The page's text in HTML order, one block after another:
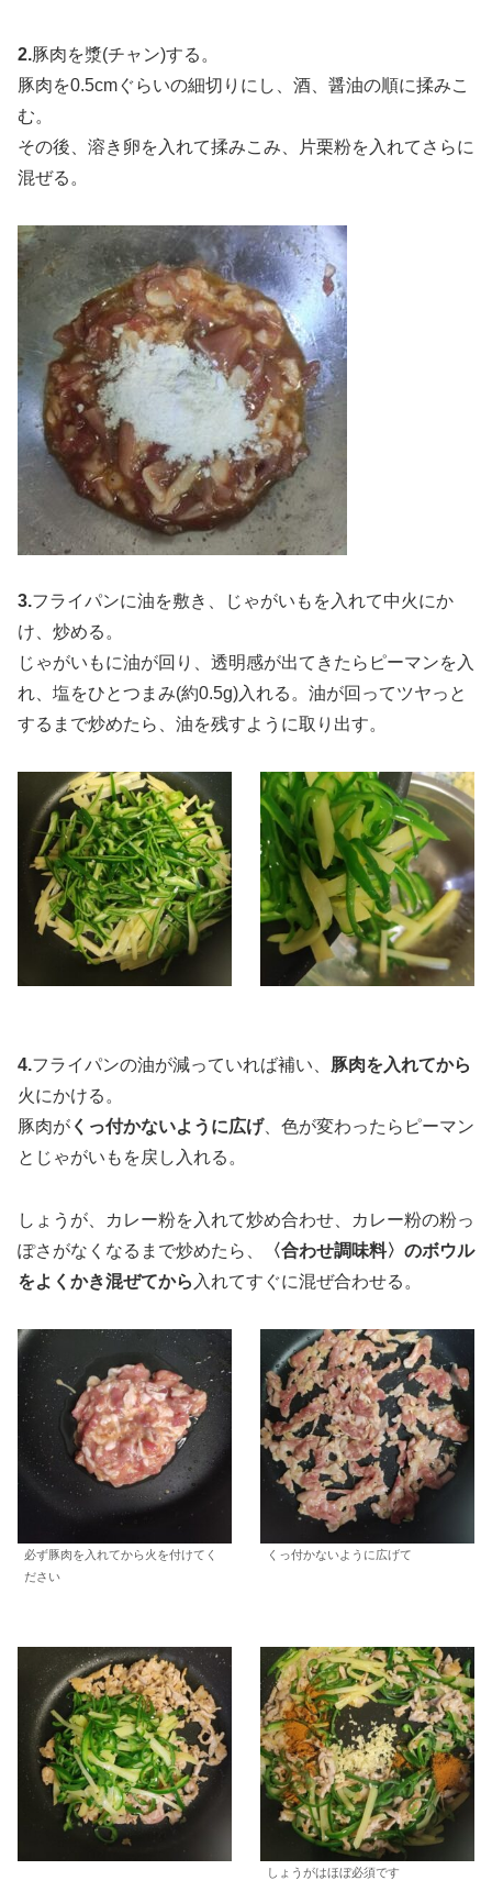
2.豚肉を漿(チャン)する。
豚肉を0.5cmぐらいの細切りにし、酒、醤油の順に揉みこ
む。
その後、溶き卵を入れて揉みこみ、片栗粉を入れてさらに
混ぜる。
3.フライパンに油を敷き、じゃがいもを入れて中火にか
け、炒める。
じゃがいもに油が回り、透明感が出てきたらピーマンを入
れ、塩をひとつまみ(約0.5g)入れる。油が回ってツヤっと
するまで炒めたら、油を残すように取り出す。
4.フライパンの油が減っていれば補い、 豚肉を入れてから
火にかける。
豚肉が くっ付かないように広げ、色が変わったらピーマン
とじゃがいもを戻し入れる。
しょうが、カレー粉を入れて炒め合わせ、カレー粉の粉っ
ぽさがなくなるまで炒めたら、
〈合わせ調味料〉のボウル
をよくかき混ぜてから 入れてすぐに混ぜ合わせる。
必ず豚肉を入れてから火を付けてく
ださい
くっ付かないように広げて
しょうがはほぼ必須です